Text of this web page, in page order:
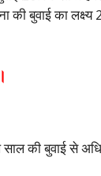
की बुवाई का
की बुवाई से